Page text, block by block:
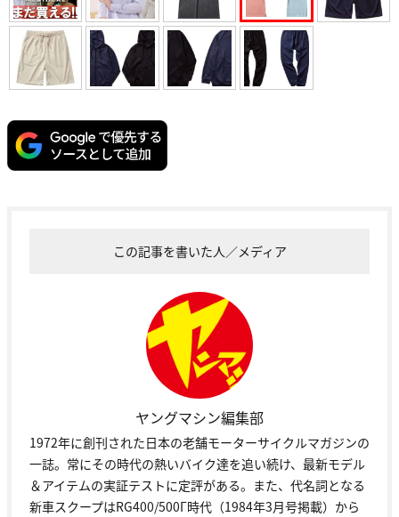
この記事を書いた人／メディア
ヤングマシン編集部
1972年に創刊された日本の老舗モーターサイクルマガジンの
一誌。常にその時代の熱いバイク達を追い続け、最新モデル
＆アイテムの実証テストに定評がある。また、代名詞となる
新車スクープはRG400/500Γ時代（1984年3月号掲載）から